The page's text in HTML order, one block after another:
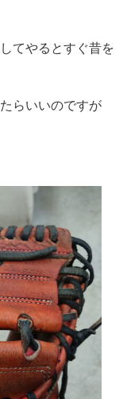
てやるとすぐ昔を
らいいのですが